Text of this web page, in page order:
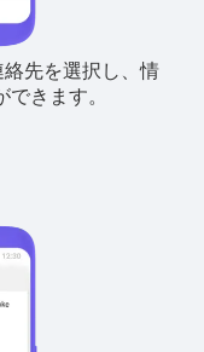
先を選択し、情
きます。